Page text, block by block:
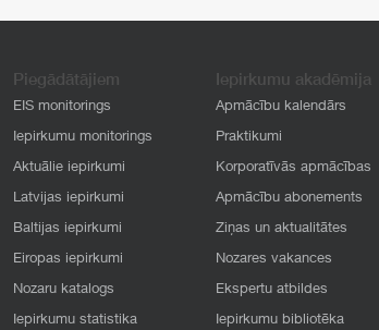
Piegādātājiem
EIS monitorings
Iepirkumu monitorings
Aktuālie iepirkumi
Latvijas iepirkumi
Baltijas iepirkumi
Eiropas iepirkumi
Nozaru katalogs
Iepirkumu statistika
Iepirkumu akadēmija
Apmācību kalendārs
Praktikumi
Korporatīvās apmācības
Apmācību abonements
Ziņas un aktualitātes
Nozares vakances
Ekspertu atbildes
Iepirkumu bibliotēka